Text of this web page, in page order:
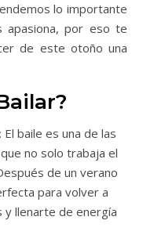
lo importante
apasiona, por eso te
de este otoño una
: El baile es una de las
no solo trabaja el
de un verano
para volver a
llenarte de energía